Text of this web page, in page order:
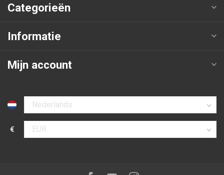
Categorieën
Informatie
Mijn account
Selecteer taal
€
Selecteer valuta